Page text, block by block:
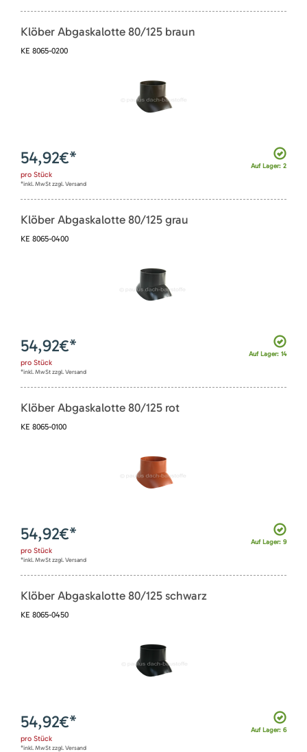
Klöber Abgaskalotte 80/125 braun
KE 8065-0200
Auf Lager: 2
54,92€*
pro Stück
*inkl. MwSt zzgl. Versand
Klöber Abgaskalotte 80/125 grau
KE 8065-0400
Auf Lager: 14
54,92€*
pro Stück
*inkl. MwSt zzgl. Versand
Klöber Abgaskalotte 80/125 rot
KE 8065-0100
Auf Lager: 9
54,92€*
pro Stück
*inkl. MwSt zzgl. Versand
Klöber Abgaskalotte 80/125 schwarz
KE 8065-0450
Auf Lager: 6
54,92€*
pro Stück
*inkl. MwSt zzgl. Versand